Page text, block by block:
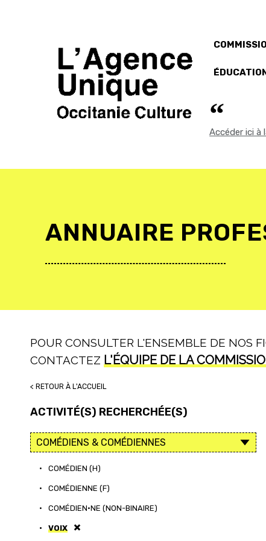
Accéder ici à
ANNUAIRE
POUR CONSULTER L'ENSEMBLE DE NOS
CONTACTEZ L'ÉQUIPE DE LA
< RETOUR À L'ACCUEIL
ACTIVITÉ(S) RECHERCHÉE(S)
• COMÉDIEN (H)
• COMÉDIENNE (F)
• COMÉDIEN·NE (NON-BINAIRE)
• VOIX